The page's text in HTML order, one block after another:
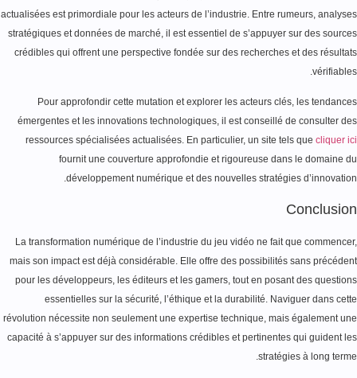
actualisées est primordiale pour les acteurs de l’industrie. Entre rumeurs,
stratégiques et données de marché, il est essentiel de s’appuyer sur des
crédibles qui offrent une perspective fondée sur des recherches et des
Pour approfondir cette mutation et explorer les acteurs clés, les
émergentes et les innovations technologiques, il est conseillé de consulter
ressources spécialisées actualisées. En particulier, un site tels quecliquer
fournit une couverture approfondie et rigoureuse dans le domaine
développement numérique et des nouvelles stratégies
La transformation numérique de l’industrie du jeu vidéo ne fait que
mais son impact est déjà considérable. Elle offre des possibilités sans
pour les développeurs, les éditeurs et les gamers, tout en posant des
essentielles sur la sécurité, l’éthique et la durabilité. Naviguer dans
révolution nécessite non seulement une expertise technique, mais également
capacité à s’appuyer sur des informations crédibles et pertinentes qui guident
stratégies à long